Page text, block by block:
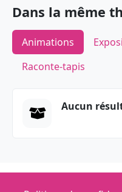
Dans la même
Animations
Raconte-tapis
Aucun